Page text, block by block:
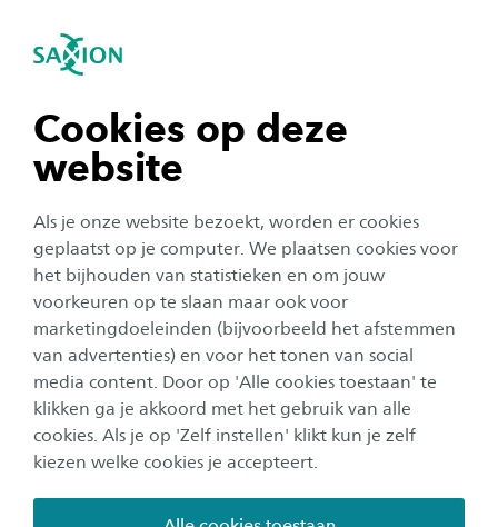
Cookies op deze
website
Als je onze website bezoekt, worden er cookies
geplaatst op je computer. We plaatsen cookies voor
het bijhouden van statistieken en om jouw
voorkeuren op te slaan maar ook voor
marketingdoeleinden (bijvoorbeeld het afstemmen
van advertenties) en voor het tonen van social
media content. Door op 'Alle cookies toestaan' te
klikken ga je akkoord met het gebruik van alle
cookies. Als je op 'Zelf instellen' klikt kun je zelf
kiezen welke cookies je accepteert.
Navigatie openen
tonen
tonen
tonen
tonen
sluiten
Onderzoek
Lector Jens Oelerich: ‘Textiel
verbindt ons’
Auteur:
Jos Eertink
Publicatiedatum:
28 mei 2026 Leestijd: Minuten